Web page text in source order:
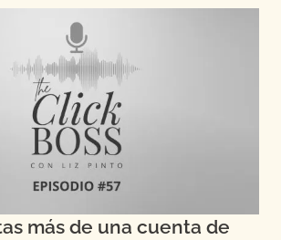
más de una cuenta de